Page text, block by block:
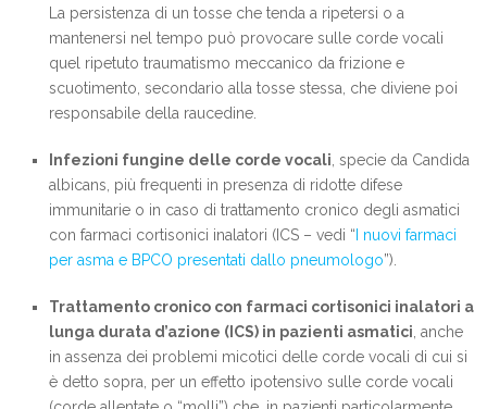
La persistenza di un tosse che tenda a ripetersi o a
mantenersi nel tempo può provocare sulle corde vocali
quel ripetuto traumatismo meccanico da frizione e
scuotimento, secondario alla tosse stessa, che diviene poi
responsabile della raucedine.
Infezioni fungine delle corde vocali , specie da Candida
albicans, più frequenti in presenza di ridotte difese
immunitarie o in caso di trattamento cronico degli asmatici
con farmaci cortisonici inalatori (ICS – vedi “ I nuovi farmaci
per asma e BPCO presentati dallo pneumologo”).
Trattamento cronico con farmaci cortisonici inalatori a
lunga durata d’azione (ICS) in pazienti asmatici , anche
in assenza dei problemi micotici delle corde vocali di cui si
è detto sopra, per un effetto ipotensivo sulle corde vocali